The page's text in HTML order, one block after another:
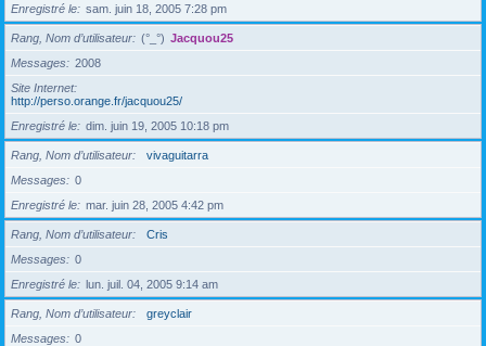
Enregistré le
sam. juin 18, 2005 7:28 pm
Rang, Nom d’utilisateur (°_°) Jacquou25
Messages
2008
Site Internet
http://perso.orange.fr/jacquou25/
Enregistré le
dim. juin 19, 2005 10:18 pm
Rang, Nom d’utilisateur
vivaguitarra
Messages
0
Enregistré le
mar. juin 28, 2005 4:42 pm
Rang, Nom d’utilisateur
Cris
Messages
0
Enregistré le
lun. juil. 04, 2005 9:14 am
Rang, Nom d’utilisateur
greyclair
Messages
0